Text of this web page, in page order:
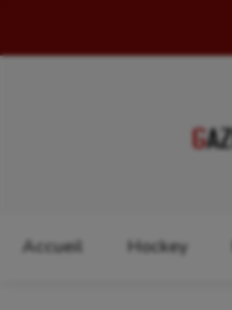
Accueil Hockey